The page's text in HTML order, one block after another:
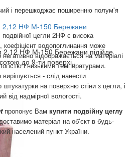
2,12 НФ М-150 Бережани
2,12 НФ М-150 Бережани підійде
до 9-ти поверхі..
і перешкоджає поширенню полум'я
цегли 2НФ є висока
коефіцієнт водопоглинання може
відображається на матеріалі
і низькими температурами.
- слід нанести
на поверхню стіни з цегли, і
від надмірної вологості.
пропонує Вам купити подвійну цеглу
матеріал на об'єкт в будь-
населений пункт України.